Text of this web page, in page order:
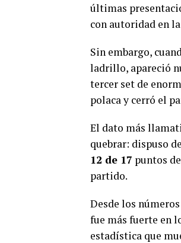
últimas
con autoridad en
Sin embargo,
ladrillo, apareció
tercer set de
polaca y cerró el
El dato más
quebrar: dispuso de
12 de 17 puntos
partido.
Desde los
fue más fuerte en
estadística que